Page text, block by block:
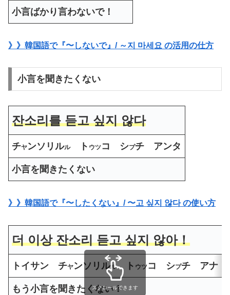
小言ばかり言わないで！
》》韓国語で『〜しないで』/ ～지 마세요 の活用の仕方
小言を聞きたくない
잔소리를 듣고 싶지 않다
チヤンソリルルト ウツコ シプチ アンタ
小言を聞きたくない
》》韓国語で『〜したくない』/ 〜고 싶지 않다 の使い方
더 이상 잔소리 듣고 싶지 않아！
トイサン チヤンソリルルト ウツコ シプチ アナ！
もう小言を聞きたくない！
スクロールできます